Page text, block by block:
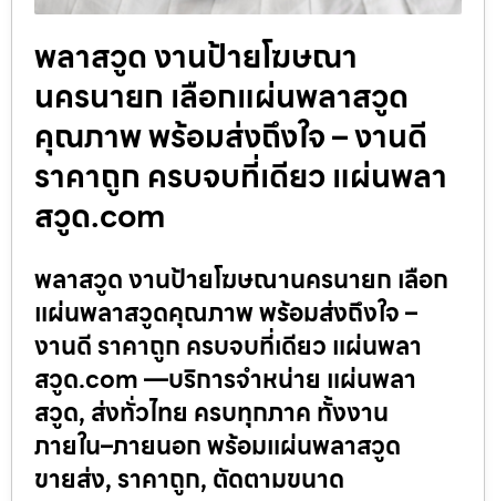
พลาสวูด งานป้ายโฆษณา
นครนายก เลือกแผ่นพลาสวูด
คุณภาพ พร้อมส่งถึงใจ – งานดี
ราคาถูก ครบจบที่เดียว แผ่นพลา
สวูด.com
พลาสวูด งานป้ายโฆษณานครนายก เลือก
แผ่นพลาสวูดคุณภาพ พร้อมส่งถึงใจ –
งานดี ราคาถูก ครบจบที่เดียว แผ่นพลา
สวูด.com —บริการจำหน่าย แผ่นพลา
สวูด, ส่งทั่วไทย ครบทุกภาค ทั้งงาน
ภายใน–ภายนอก พร้อมแผ่นพลาสวูด
ขายส่ง, ราคาถูก, ตัดตามขนาด